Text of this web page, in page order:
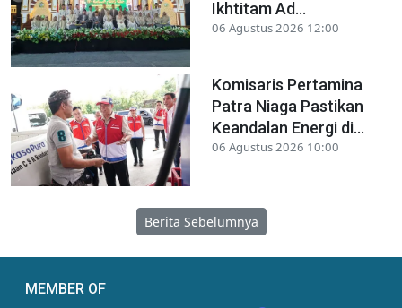
Ikhtitam Ad...
06 Agustus 2026 12:00
Komisaris Pertamina
Patra Niaga Pastikan
Keandalan Energi di...
06 Agustus 2026 10:00
Berita Sebelumnya
MEMBER OF